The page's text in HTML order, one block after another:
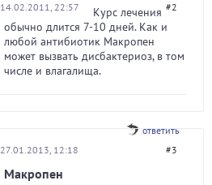
14.02.2011, 22:57 #2
Курс лечения
обычно длится 7-10 дней. Как и
любой антибиотик Макропен
может вызвать дисбактериоз, в том
числе и влагалища.
ответить
27.01.2013, 12:18 #3
Макропен